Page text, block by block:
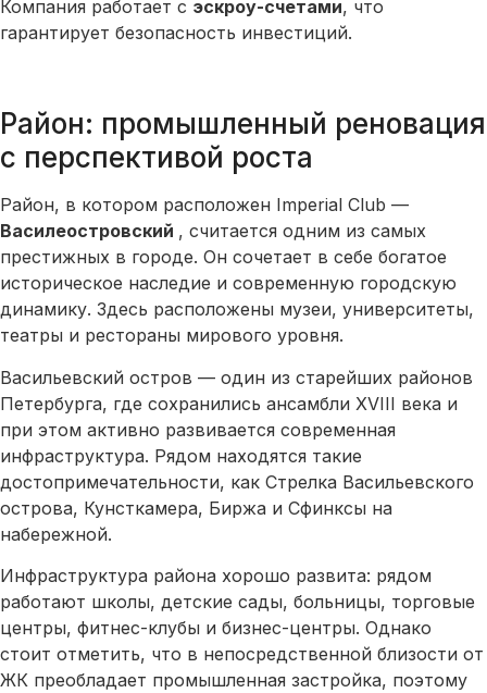
Компания работает с эскроу-счетами, что
гарантирует безопасность инвестиций.
Район: промышленный реновация
с перспективой роста
Район, в котором расположен Imperial Club —
Василеостровский , считается одним из самых
престижных в городе. Он сочетает в себе богатое
историческое наследие и современную городскую
динамику. Здесь расположены музеи, университеты,
театры и рестораны мирового уровня.
Васильевский остров — один из старейших районов
Петербурга, где сохранились ансамбли XVIII века и
при этом активно развивается современная
инфраструктура. Рядом находятся такие
достопримечательности, как Стрелка Васильевского
острова, Кунсткамера, Биржа и Сфинксы на
набережной.
Инфраструктура района хорошо развита: рядом
работают школы, детские сады, больницы, торговые
центры, фитнес-клубы и бизнес-центры. Однако
стоит отметить, что в непосредственной близости от
ЖК преобладает промышленная застройка, поэтому